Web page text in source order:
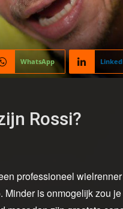
WhatsApp
Rossi?
professioneel
is onmogelijk zou